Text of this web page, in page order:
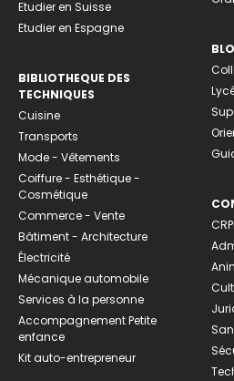
Etudier en Suisse
Etudier en Espagne
BIBLIOTHEQUE DES
TECHNIQUES
Cuisine
Transports
Mode - Vêtements
Coiffure - Esthétique -
Cosmétique
Commerce - Vente
Bâtiment - Architecture
Électricité
Mécanique automobile
Services à la personne
Accompagnement Petite
enfance
Kit auto-entrepreneur